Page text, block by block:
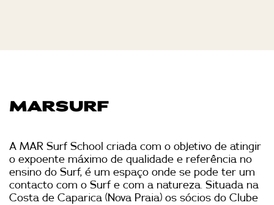
MARSURF
A MAR Surf School criada com o objetivo de atingir
o expoente máximo de qualidade e referência no
ensino do Surf, é um espaço onde se pode ter um
contacto com o Surf e com a natureza. Situada na
Costa de Caparica (Nova Praia) os sócios do Clube